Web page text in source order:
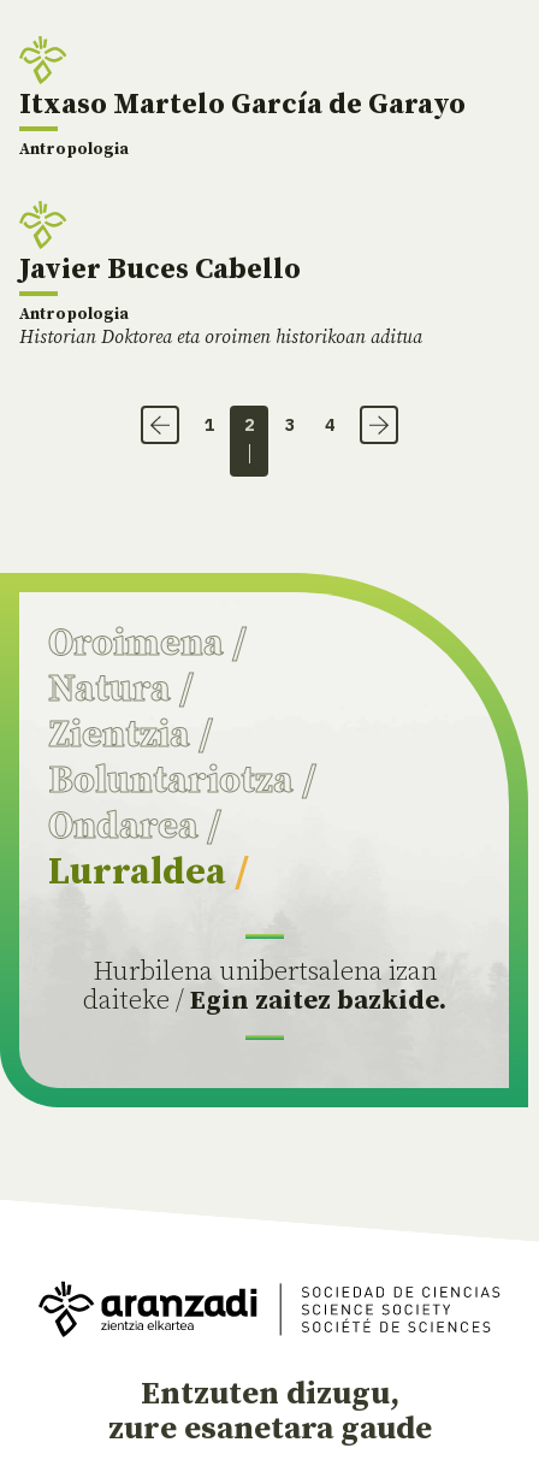
Itxaso Martelo García de Garayo
Antropologia
Javier Buces Cabello
Antropologia
Historian Doktorea eta oroimen historikoan aditua
1 2 3 4
Oroimena /
Natura /
Zientzia/
Boluntariotza /
Ondarea/
Lurraldea /
Hurbilena unibertsalena izan
daiteke /Egin zaitez bazkide.
Entzuten dizugu,
zure esanetara gaude